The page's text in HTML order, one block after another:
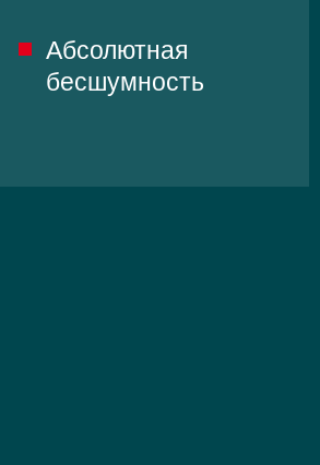
Абсолютная
бесшумность